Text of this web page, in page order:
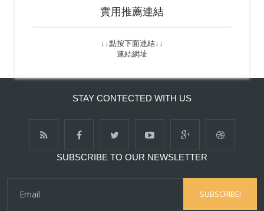
實用推薦連結
↓↓點按下面連結↓↓
連結網址
STAY CONTECTED WITH US
SUBSCRIBE TO OUR NEWSLETTER